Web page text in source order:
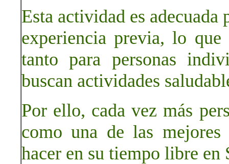
Esta actividad es adecuada
experiencia previa, lo
tanto para personas
buscan actividades
Por ello, cada vez más
como una de las mejores
hacer en su tiempo libre